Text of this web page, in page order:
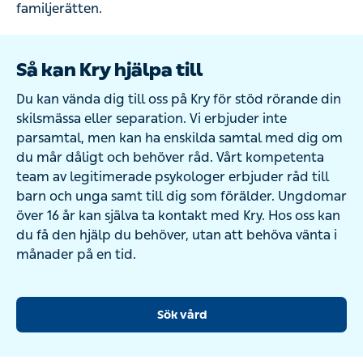
familjerätten.
Så kan Kry hjälpa till
Du kan vända dig till oss på Kry för stöd rörande din
skilsmässa eller separation. Vi erbjuder inte
parsamtal, men kan ha enskilda samtal med dig om
du mår dåligt och behöver råd. Vårt kompetenta
team av legitimerade psykologer erbjuder råd till
barn och unga samt till dig som förälder. Ungdomar
över 16 år kan själva ta kontakt med Kry. Hos oss kan
du få den hjälp du behöver, utan att behöva vänta i
månader på en tid.
Sök vård